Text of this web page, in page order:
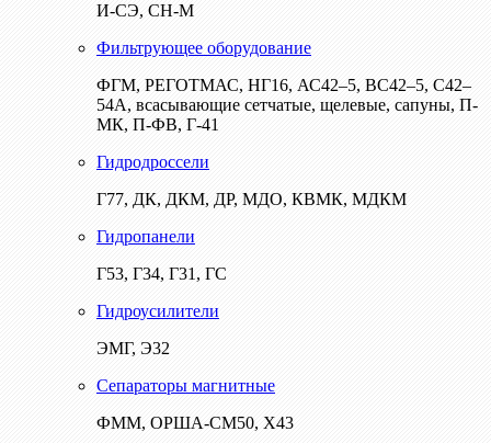
И-СЭ, СН-М
Фильтрующее оборудование
ФГМ, РЕГОТМАС, НГ16, АС42–5, ВС42–5, С42–
54А, всасывающие сетчатые, щелевые, сапуны, П-
МК, П-ФВ, Г-41
Гидродроссели
Г77, ДК, ДКМ, ДР, МДО, КВМК, МДКМ
Гидропанели
Г53, Г34, Г31, ГС
Гидроусилители
ЭМГ, Э32
Сепараторы магнитные
ФММ, ОРША-СМ50, Х43